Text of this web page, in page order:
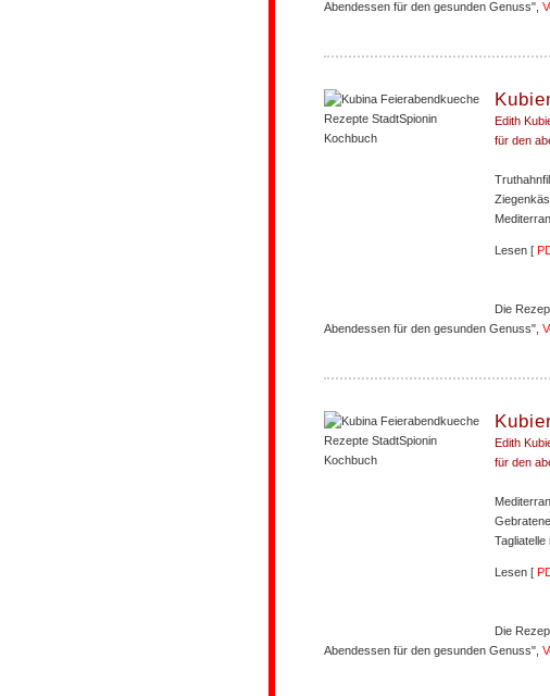
Abendessen für den gesunden Genuss",
Edith
für den
Lesen [
Die
Abendessen für den gesunden Genuss",
Edith
für den
Lesen [
Die
Abendessen für den gesunden Genuss",